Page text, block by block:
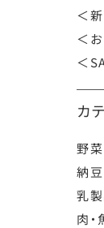
＜
＜
＜
カ
野
納豆
乳製
肉・